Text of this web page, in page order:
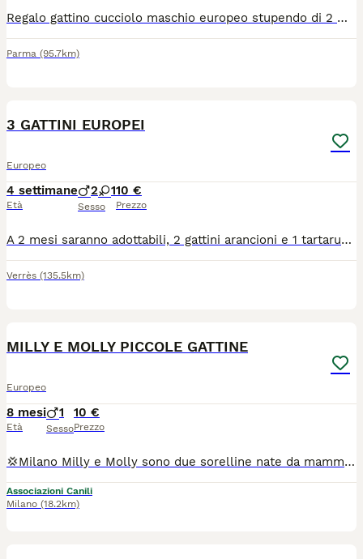
Regalo gattino cucciolo maschio europeo stupendo di 2 mesi gia sverminato , primo vaccino da fare. Già imparato alla lettiera . Mi trovo in provincia di Parma Whatsapp o telefono 3892438480
Parma (95.7km)
3 GATTINI EUROPEI
Europeo
4 settimane
Età
2 1
Sesso
10 €
Prezzo
A 2 mesi saranno adottabili, 2 gattini arancioni e 1 tartarugata Solo persone veramente amanti. animali, con balcone in sicurezza e solo in appartamento Obbligo futura sterilizzazione Bassa valle d'aosta
Verrès (135.5km)
MILLY E MOLLY PICCOLE GATTINE
Europeo
8 mesi
Età
1
Sesso
10 €
Prezzo
💢Milano Milly e Molly sono due sorelline nate da mamma negativa a Fiv e Felv , ritrovate in una fabbrica di carta dove la mammina si era rifugiata per partorire. 👉Hanno 3 mesi e sono vaccinate. 🩷🩷Sono INSEPARABILI, quindi non chiamateci solo per la rossa, perché loro sono legatissime e dovranno essere adottate in coppia. 💕 Sono due gattine deliziose, molto simpatiche e socievoli. Se volete accoglierle nella vostra vita, allora scrivete un bel messaggio di presentazione ai numeri riportati 👇 👇 👇 👇 👇 👉 370.3004010 👉 342.6933063 ( Solo messaggi scritti - No telefonate)
Associazioni Canili
Milano (18.2km)